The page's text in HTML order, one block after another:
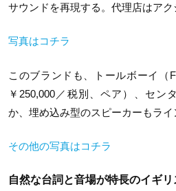
サウンドを再現する。代理店はアク
写真はコチラ
このブランドも、トールボーイ（
￥250,000／税別、ペア）、セン
か、埋め込み型のスピーカーもライ
その他の写真はコチラ
自然な台詞と音場が特長のイギリ